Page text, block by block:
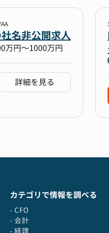
名非公開求人
万円〜1000万円
詳細を見る
カテゴリで情報を調べる
- CFO
- 会計
- 経理